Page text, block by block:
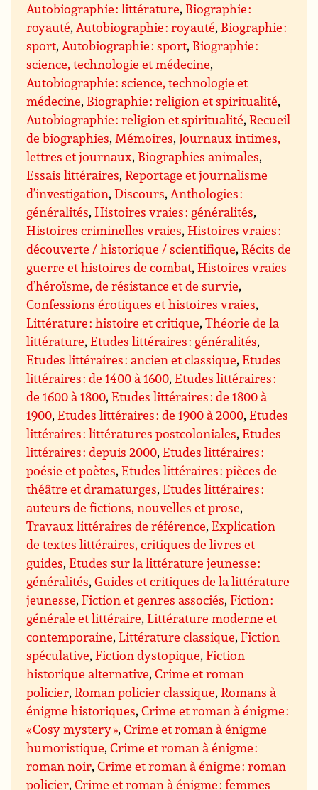
Autobiographie : littérature, Biographie :
royauté,Autobiographie : royauté, Biographie :
sport,Autobiographie : sport, Biographie :
science, technologie et médecine,
Autobiographie : science, technologie et
médecine, Biographie : religion et spiritualité,
Autobiographie : religion et spiritualité,Recueil
de biographies,Mémoires,Journaux intimes,
lettres et journaux, Biographies animales,
Essais littéraires,Reportage et journalisme
d’investigation,Discours,Anthologies :
généralités,Histoires vraies : généralités,
Histoires criminelles vraies,Histoires vraies :
découverte / historique / scientifique,Récits de
guerre et histoires de combat,Histoires vraies
d’héroïsme, de résistance et de survie,
Confessions érotiques et histoires vraies,
Littérature : histoire et critique,Théorie de la
littérature,Etudes littéraires : généralités,
Etudes littéraires : ancien et classique,Etudes
littéraires : de 1400 à 1600,Etudes littéraires :
de 1600 à 1800,Etudes littéraires : de 1800 à
1900,Etudes littéraires : de 1900 à 2000,Etudes
littéraires : littératures postcoloniales,Etudes
littéraires : depuis 2000,Etudes littéraires :
poésie et poètes,Etudes littéraires : pièces de
théâtre et dramaturges,Etudes littéraires :
auteurs de fictions, nouvelles et prose,
Travaux littéraires de référence,Explication
de textes littéraires, critiques de livres et
guides,Etudes sur la littérature jeunesse :
généralités,Guides et critiques de la littérature
jeunesse,Fiction et genres associés,Fiction :
générale et littéraire,Littérature moderne et
contemporaine,Littérature classique,Fiction
spéculative,Fiction dystopique,Fiction
historique alternative,Crime et roman
policier,Roman policier classique,Romans à
énigme historiques,Crime et roman à énigme :
« Cosy mystery »,Crime et roman à énigme
humoristique,Crime et roman à énigme :
roman noir,Crime et roman à énigme : roman
policier,Crime et roman à énigme : femmes